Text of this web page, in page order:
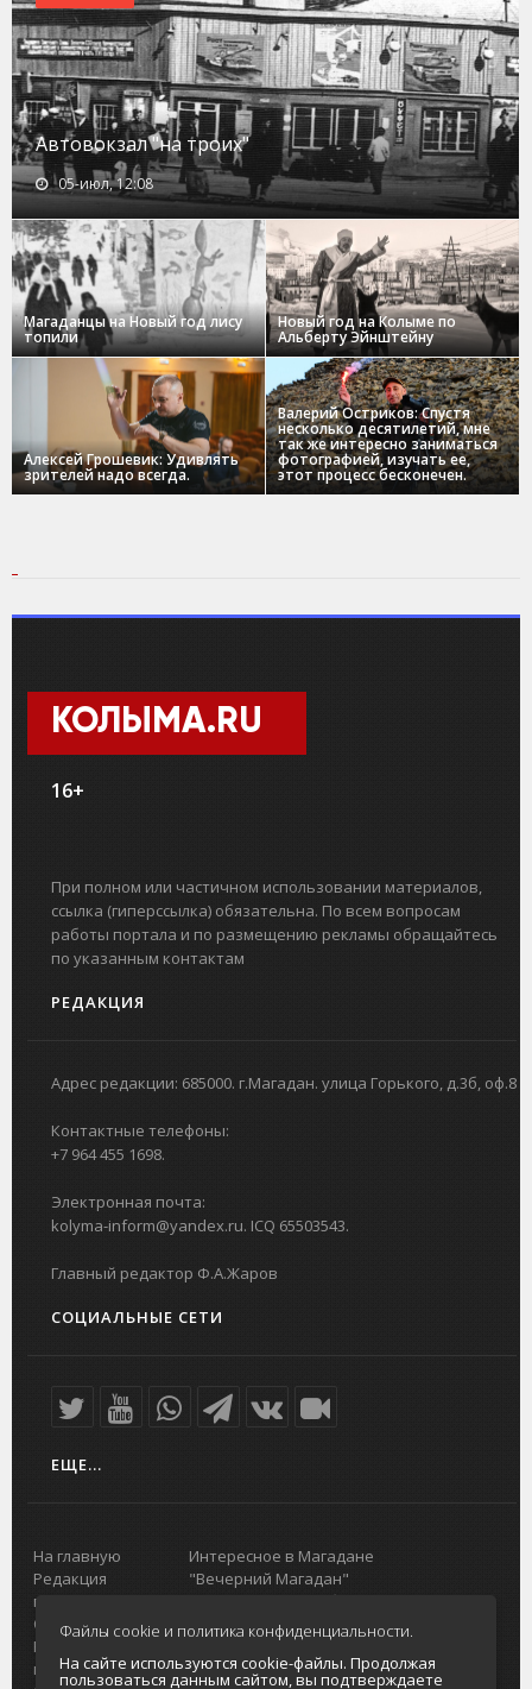
Автовокзал "на троих"
05-июл, 12:08
Магаданцы на Новый год лису
топили
Новый год на Колыме по
Альберту Эйнштейну
Алексей Грошевик: Удивлять
зрителей надо всегда.
Валерий Остриков: Спустя
несколько десятилетий, мне
так же интересно заниматься
фотографией, изучать ее,
этот процесс бесконечен.
КОЛЫМА.RU
16+
При полном или частичном использовании материалов,
ссылка (гиперссылка) обязательна. По всем вопросам
работы портала и по размещению рекламы обращайтесь
по указанным контактам
РЕДАКЦИЯ
Адрес редакции: 685000. г.Магадан. улица Горького, д.3б, оф.8
Контактные телефоны:
+7 964 455 1698.
Электронная почта:
kolyma-inform@yandex.ru. ICQ 65503543.
Главный редактор Ф.А.Жаров
СОЦИАЛЬНЫЕ СЕТИ
ЕЩЕ...
На главную
Редакция
портала
О проекте
Реклама на
портале
Интересное в Магадане
"Вечерний Магадан"
Городская доска объявлений
Реклама
Главный туристический портал
Колымы
Файлы cookie и политика конфиденциальности.
На сайте используются cookie-файлы. Продолжая
пользоваться данным сайтом, вы подтверждаете